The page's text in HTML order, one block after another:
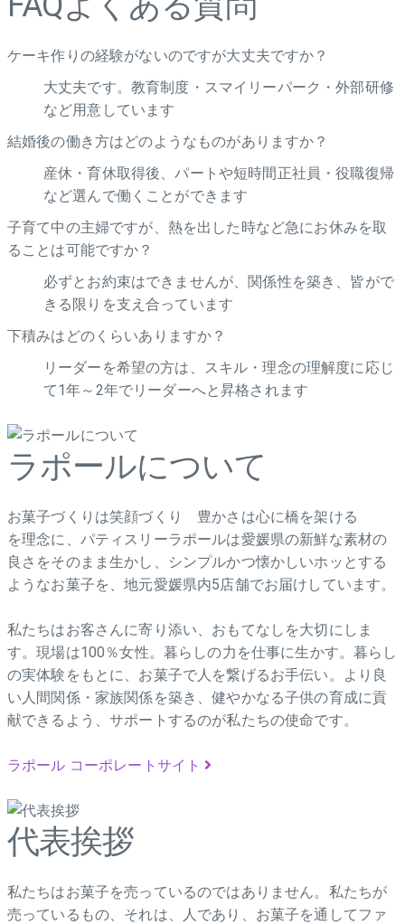
ケーキ作りの経験がないのですが大丈夫ですか？
大丈夫です。教育制度・スマイリーパーク・外部研修
など用意しています
結婚後の働き方はどのようなものがありますか？
産休・育休取得後、パートや短時間正社員・役職復帰
など選んで働くことができます
子育て中の主婦ですが、熱を出した時など急にお休みを取
ることは可能ですか？
必ずとお約束はできませんが、関係性を築き、皆がで
きる限りを支え合っています
下積みはどのくらいありますか？
リーダーを希望の方は、スキル・理念の理解度に応じ
て1年～2年でリーダーへと昇格されます
ラポールについて
お菓子づくりは笑顔づくり 豊かさは心に橋を架ける
を理念に、パティスリーラポールは愛媛県の新鮮な素材の
良さをそのまま生かし、シンプルかつ懐かしいホッとする
ようなお菓子を、地元愛媛県内5店舗でお届けしています。
私たちはお客さんに寄り添い、おもてなしを大切にしま
す。現場は100％女性。暮らしの力を仕事に生かす。暮らし
の実体験をもとに、お菓子で人を繋げるお手伝い。より良
い人間関係・家族関係を築き、健やかなる子供の育成に貢
献できるよう、サポートするのが私たちの使命です。
ラポール コーポレートサイト
代表挨拶
私たちはお菓子を売っているのではありません。私たちが
売っているもの、それは、人であり、お菓子を通してファ